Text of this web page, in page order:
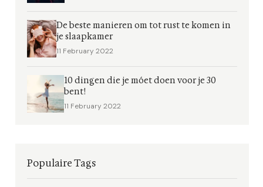
De beste manieren om tot rust te komen in
je slaapkamer
11 February 2022
10 dingen die je móet doen voor je 30
bent!
11 February 2022
Populaire Tags